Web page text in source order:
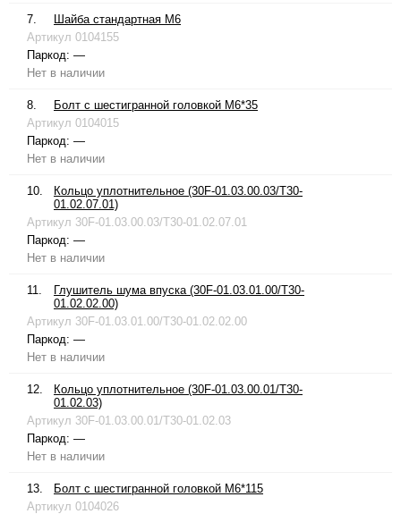
7.
Шайба стандартная М6
Артикул 0104155
Паркод: —
Нет в наличии
8.
Болт с шестигранной головкой М6*35
Артикул 0104015
Паркод: —
Нет в наличии
10.
Кольцо уплотнительное (30F-01.03.00.03/T30-
01.02.07.01)
Артикул 30F-01.03.00.03/T30-01.02.07.01
Паркод: —
Нет в наличии
11.
Глушитель шума впуска (30F-01.03.01.00/T30-
01.02.02.00)
Артикул 30F-01.03.01.00/T30-01.02.02.00
Паркод: —
Нет в наличии
12.
Кольцо уплотнительное (30F-01.03.00.01/T30-
01.02.03)
Артикул 30F-01.03.00.01/T30-01.02.03
Паркод: —
Нет в наличии
13.
Болт с шестигранной головкой М6*115
Артикул 0104026